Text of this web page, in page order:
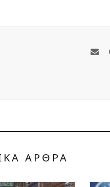
ΑΡΘΡΑ